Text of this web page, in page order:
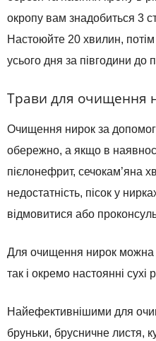
окропу вам знадобиться 3
Настоюйте 20 хвилин, потім
усього дня за півгодини до
Трави для очищення
Очищення нирок за
обережно, а якщо в
пієлонефрит, сечокам’яна
недостатність, пісок у
відмовитися або
Для очищення нирок можна
так і окремо настоянні сухі
Найефективнішими для
бруньки, брусничне листя,